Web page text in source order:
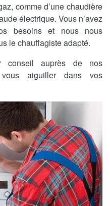
comme d’une chaudière
électrique. Vous n’avez
besoins et nous nous
le chauffagiste adapté.
conseil auprès de nos
aiguiller dans vos